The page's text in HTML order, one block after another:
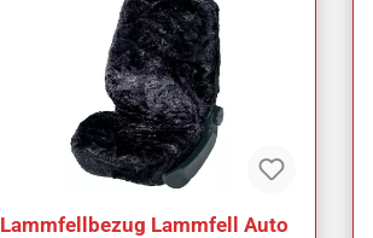
Lammfellbezug Lammfell Auto